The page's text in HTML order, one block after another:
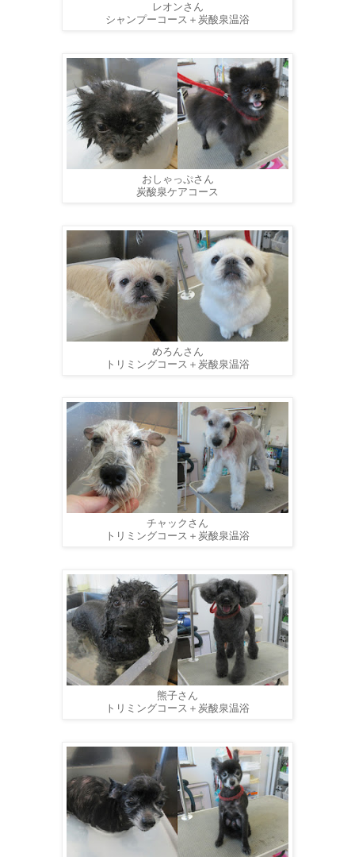
レオンさん
シャンプーコース＋炭酸泉温浴
おしゃっぷさん
炭酸泉ケアコース
めろんさん
トリミングコース＋炭酸泉温浴
チャックさん
トリミングコース＋炭酸泉温浴
熊子さん
トリミングコース＋炭酸泉温浴